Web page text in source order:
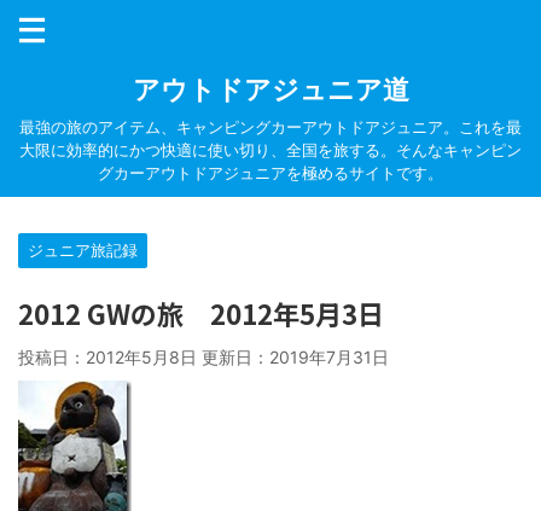
アウトドアジュニア道
最強の旅のアイテム、キャンピングカーアウトドアジュニア。これを最
大限に効率的にかつ快適に使い切り、全国を旅する。そんなキャンピン
グカーアウトドアジュニアを極めるサイトです。
ジュニア旅記録
2012 GWの旅 2012年5月3日
投稿日：2012年5月8日 更新日： 2019年7月31日